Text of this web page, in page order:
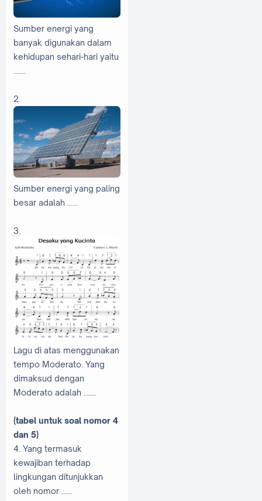
Sumber energi yang
banyak digunakan dalam
kehidupan sehari-hari yaitu
2.
Sumber energi yang paling
besar adalah ......
3.
Lagu di atas menggunakan
tempo Moderato. Yang
dimaksud dengan
Moderato adalah .......
(tabel untuk soal nomor 4
dan 5)
4. Yang termasuk
kewajiban terhadap
lingkungan ditunjukkan
oleh nomor ......